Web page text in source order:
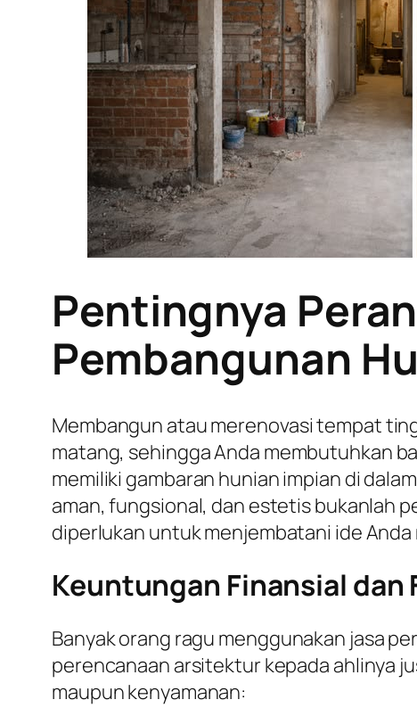
Pentingnya
Pembangunan
Membangun atau merenovasi tempat
matang, sehingga Anda membutuhkan
memiliki gambaran hunian impian di
aman, fungsional, dan estetis bukanlah
diperlukan untuk menjembatani ide
Keuntungan Finansial
Banyak orang ragu menggunakan jasa
perencanaan arsitektur kepada ahlinya
maupun kenyamanan: